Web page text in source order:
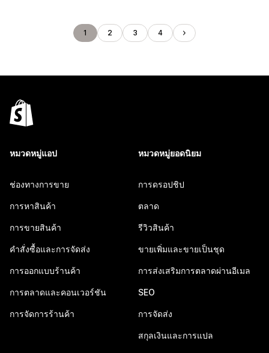
1 2 3 4
หมวดหมู่แอป
ช่องทางการขาย
การหาสินค้า
การขายสินค้า
คำสั่งซื้อและการจัดส่ง
การออกแบบร้านค้า
การตลาดและคอนเวอร์ชัน
การจัดการร้านค้า
หมวดหมู่ยอดนิยม
การดรอปชิป
ตลาด
รีวิวสินค้า
ขายเพิ่มและขายเป็นชุด
การส่งเสริมการตลาดผ่านอีเมล
SEO
การจัดส่ง
สกุลเงินและการแปล